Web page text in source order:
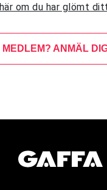
om du har glömt
MEDLEM? ANMÄL